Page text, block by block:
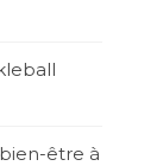
être à